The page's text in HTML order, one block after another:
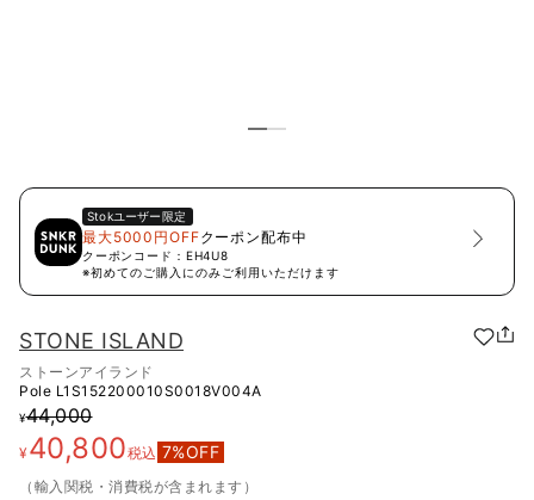
Stokユーザー限定
最大5000円OFFクーポン配布中
クーポンコード： EH4U8
※初めてのご購入にのみご利用いただけます
STONE ISLAND
ストーンアイランド
Pole L1S152200010S0018V004A
¥44,000
¥40,800税込 7%OFF
（輸入関税・消費税が含まれます）